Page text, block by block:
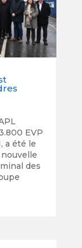
EVP
a été le
des